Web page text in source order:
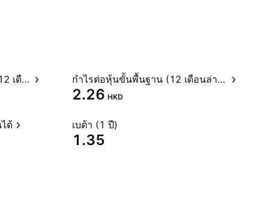
อัตราส่วนราคาต่อกำไรสุทธิ (12 เดือนล่าสุด) กำไรต่อหุ้นขั้นพื้นฐาน (12 เดือนล่าสุด)
2.26 HKD
ด้ เบต้า (1 ปี)
1.35